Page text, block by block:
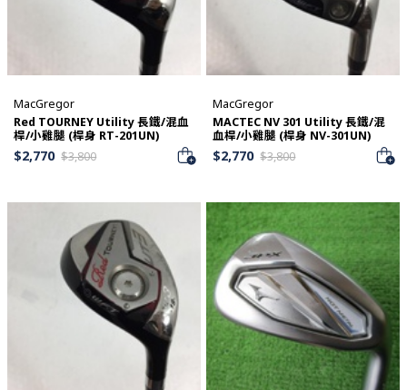
MacGregor
Red TOURNEY Utility 長鐵/混血
桿/小雞腿 (桿身 RT-201UN)
$2,770 $3,800
MacGregor
MACTEC NV 301 Utility 長鐵/混
血桿/小雞腿 (桿身 NV-301UN)
$2,770 $3,800